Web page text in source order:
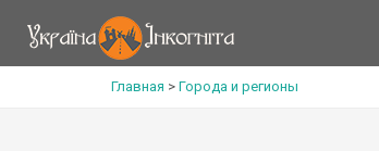
Главная > Города и регионы